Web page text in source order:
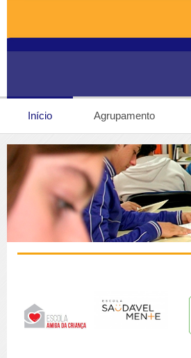
Início Agrupamento